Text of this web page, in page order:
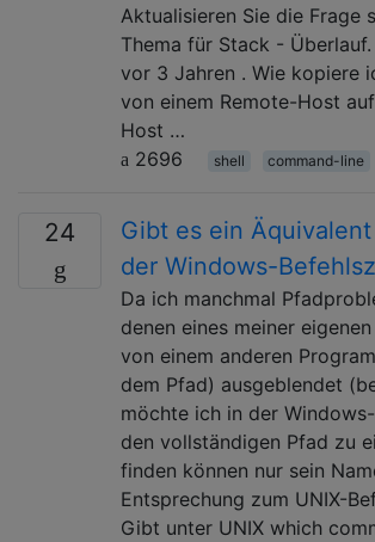
Aktualisieren Sie die Frage
Thema für Stack - Überlauf.
vor 3 Jahren . Wie kopiere
von einem Remote-Host
Host …
2696
shell command-line
24
Gibt es ein
der Windows-
Da ich manchmal
denen eines meiner
von einem anderen
dem Pfad) ausgeblendet
möchte ich in der
den vollständigen Pfad zu
finden können nur sein
Entsprechung zum UNIX-
Gibt unter UNIX which